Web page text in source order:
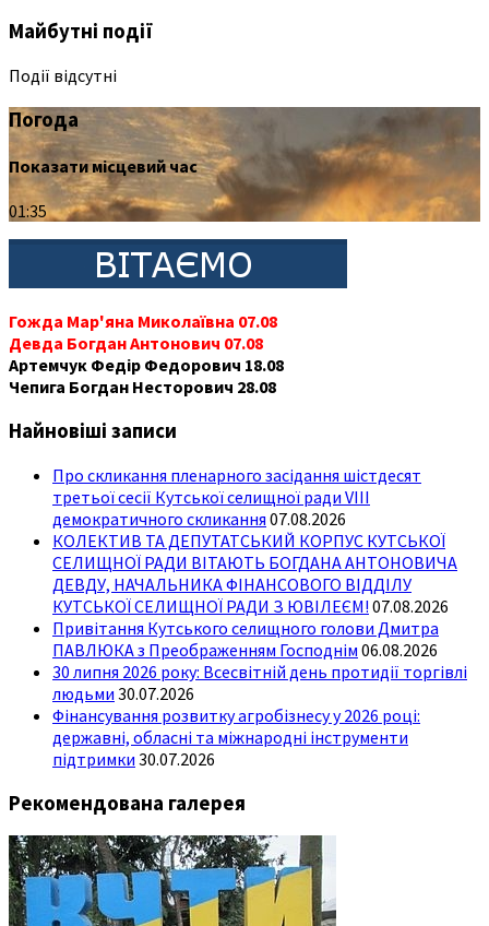
Майбутні події
Події відсутні
Погода
Показати місцевий час
01:35
Гожда Мар'яна Миколаївна 07.08
Девда Богдан Антонович 07.08
Артемчук Федір Федорович 18.08
Чепига Богдан Несторович 28.08
Найновіші записи
Про скликання пленарного засідання шістдесят
третьої сесії Кутської селищної ради VIII
демократичного скликання 07.08.2026
КОЛЕКТИВ ТА ДЕПУТАТСЬКИЙ КОРПУС КУТСЬКОЇ
СЕЛИЩНОЇ РАДИ ВІТАЮТЬ БОГДАНА АНТОНОВИЧА
ДЕВДУ, НАЧАЛЬНИКА ФІНАНСОВОГО ВІДДІЛУ
КУТСЬКОЇ СЕЛИЩНОЇ РАДИ З ЮВІЛЕЄМ! 07.08.2026
Привітання Кутського селищного голови Дмитра
ПАВЛЮКА з Преображенням Господнім 06.08.2026
30 липня 2026 року: Всесвітній день протидії торгівлі
людьми 30.07.2026
Фінансування розвитку агробізнесу у 2026 році:
державні, обласні та міжнародні інструменти
підтримки 30.07.2026
Рекомендована галерея